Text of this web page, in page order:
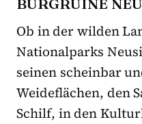
BURGRUINE
Ob in der wilden
Nationalparks
seinen scheinbar
Weideflächen, den
Schilf, in den